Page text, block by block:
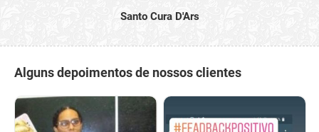
Santo Cura D'Ars
Alguns depoimentos de nossos clientes